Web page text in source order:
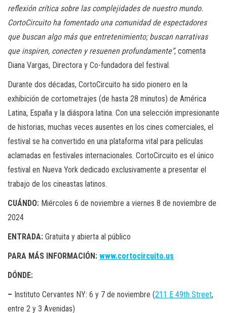
reflexión crítica sobre las complejidades de nuestro mundo.
CortoCircuito ha fomentado una comunidad de espectadores
que buscan algo más que entretenimiento; buscan narrativas
que inspiren, conecten y resuenen profundamente”, comenta
Diana Vargas, Directora y Co-fundadora del festival.
Durante dos décadas, CortoCircuito ha sido pionero en la
exhibición de cortometrajes (de hasta 28 minutos) de América
Latina, España y la diáspora latina. Con una selección impresionante
de historias, muchas veces ausentes en los cines comerciales, el
festival se ha convertido en una plataforma vital para películas
aclamadas en festivales internacionales. CortoCircuito es el único
festival en Nueva York dedicado exclusivamente a presentar el
trabajo de los cineastas latinos.
CUÁNDO: Miércoles 6 de noviembre a viernes 8 de noviembre de
2024
ENTRADA: Gratuita y abierta al público
PARA MÁS INFORMACIÓN: www.cortocircuito.us
DÓNDE:
– Instituto Cervantes NY: 6 y 7 de noviembre (211 E 49th Street,
entre 2 y 3 Avenidas)